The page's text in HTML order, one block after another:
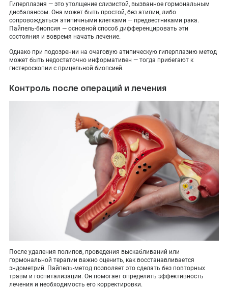
Гиперплазия — это утолщение слизистой, вызванное гормональным
дисбалансом. Она может быть простой, без атипии, либо
сопровождаться атипичными клетками — предвестниками рака.
Пайпель-биопсия — основной способ дифференцировать эти
состояния и вовремя начать лечение.
Однако при подозрении на очаговую атипическую гиперплазию метод
может быть недостаточно информативен — тогда прибегают к
гистероскопии с прицельной биопсией.
Контроль после операций и лечения
После удаления полипов, проведения выскабливаний или
гормональной терапии важно оценить, как восстанавливается
эндометрий. Пайпель-метод позволяет это сделать без повторных
травм и госпитализации. Он помогает определить эффективность
лечения и необходимость его корректировки.